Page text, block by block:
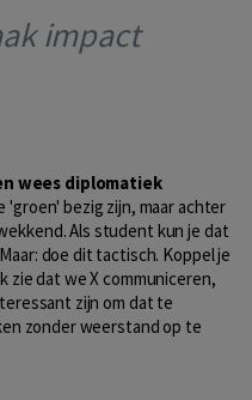
impact
wees diplomatiek
'groen' bezig zijn, maar achter
Als student kun je dat
doe dit tactisch. Koppel je
zie dat we X communiceren,
zijn om dat te
zonder weerstand op te